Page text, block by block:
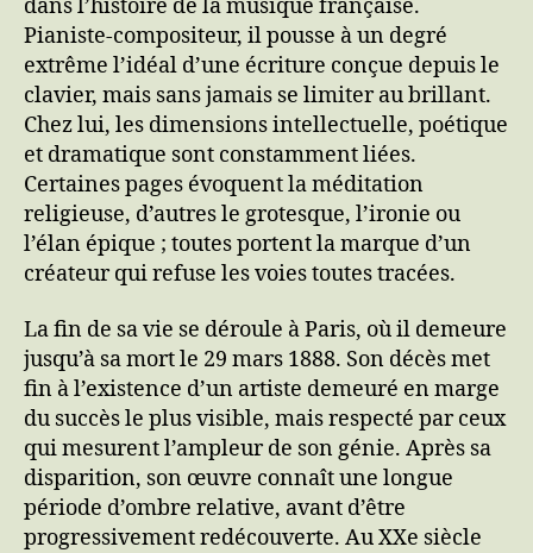
dans l’histoire de la musique française.
Pianiste-compositeur, il pousse à un degré
extrême l’idéal d’une écriture conçue depuis le
clavier, mais sans jamais se limiter au brillant.
Chez lui, les dimensions intellectuelle, poétique
et dramatique sont constamment liées.
Certaines pages évoquent la méditation
religieuse, d’autres le grotesque, l’ironie ou
l’élan épique ; toutes portent la marque d’un
créateur qui refuse les voies toutes tracées.
La fin de sa vie se déroule à Paris, où il demeure
jusqu’à sa mort le 29 mars 1888. Son décès met
fin à l’existence d’un artiste demeuré en marge
du succès le plus visible, mais respecté par ceux
qui mesurent l’ampleur de son génie. Après sa
disparition, son œuvre connaît une longue
période d’ombre relative, avant d’être
progressivement redécouverte. Au XXe siècle